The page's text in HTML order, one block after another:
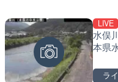
LIVE
水俣
本県
ラ